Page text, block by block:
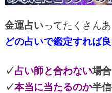
金運占いってたくさん
どの占いで鑑定すれば
✓占い師と合わない場
✓本当に当たるのか半